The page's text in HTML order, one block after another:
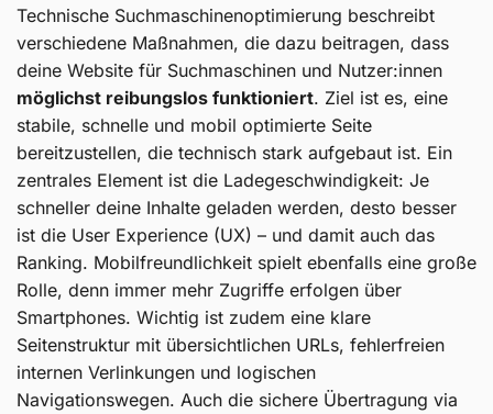
Technische Suchmaschinenoptimierung beschreibt
verschiedene Maßnahmen, die dazu beitragen, dass
deine Website für Suchmaschinen und Nutzer:innen
möglichst reibungslos funktioniert. Ziel ist es, eine
stabile, schnelle und mobil optimierte Seite
bereitzustellen, die technisch stark aufgebaut ist. Ein
zentrales Element ist die Ladegeschwindigkeit: Je
schneller deine Inhalte geladen werden, desto besser
ist die User Experience (UX) – und damit auch das
Ranking. Mobilfreundlichkeit spielt ebenfalls eine große
Rolle, denn immer mehr Zugriffe erfolgen über
Smartphones. Wichtig ist zudem eine klare
Seitenstruktur mit übersichtlichen URLs, fehlerfreien
internen Verlinkungen und logischen
Navigationswegen. Auch die sichere Übertragung via